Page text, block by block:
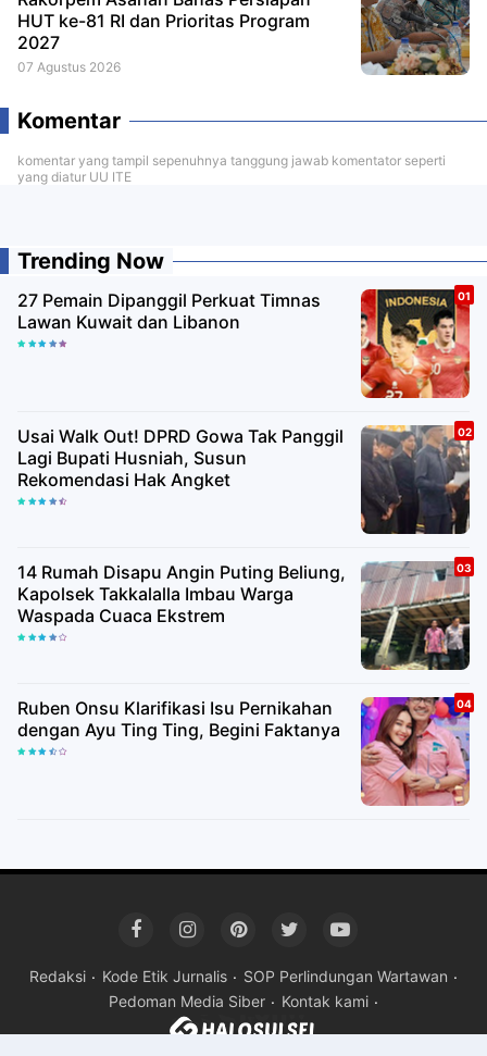
HUT ke-81 RI dan Prioritas Program
2027
07 Agustus 2026
Komentar
komentar yang tampil sepenuhnya tanggung jawab komentator seperti
yang diatur UU ITE
Trending Now
27 Pemain Dipanggil Perkuat Timnas
Lawan Kuwait dan Libanon
Usai Walk Out! DPRD Gowa Tak Panggil
Lagi Bupati Husniah, Susun
Rekomendasi Hak Angket
14 Rumah Disapu Angin Puting Beliung,
Kapolsek Takkalalla Imbau Warga
Waspada Cuaca Ekstrem
Ruben Onsu Klarifikasi Isu Pernikahan
dengan Ayu Ting Ting, Begini Faktanya
Redaksi Kode Etik Jurnalis
SOP Perlindungan Wartawan
Pedoman Media Siber
Kontak kami